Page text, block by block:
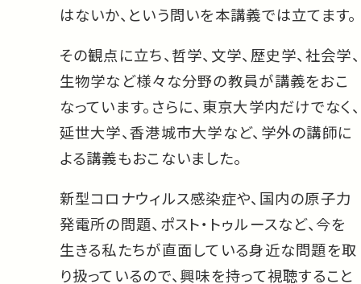
はないか、という問いを本講義では立てます。
その観点に立ち、哲学、文学、歴史学、社会学、
生物学など様々な分野の教員が講義をおこ
なっています。さらに、東京大学内だけでなく、
延世大学、香港城市大学など、学外の講師に
よる講義もおこないました。
新型コロナウィルス感染症や、国内の原子力
発電所の問題、ポスト・トゥルースなど、今を
生きる私たちが直面している身近な問題を取
り扱っているので、興味を持って視聴すること